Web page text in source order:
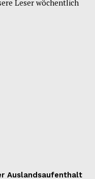
Leser wöchentlich
Auslandsaufenthalt